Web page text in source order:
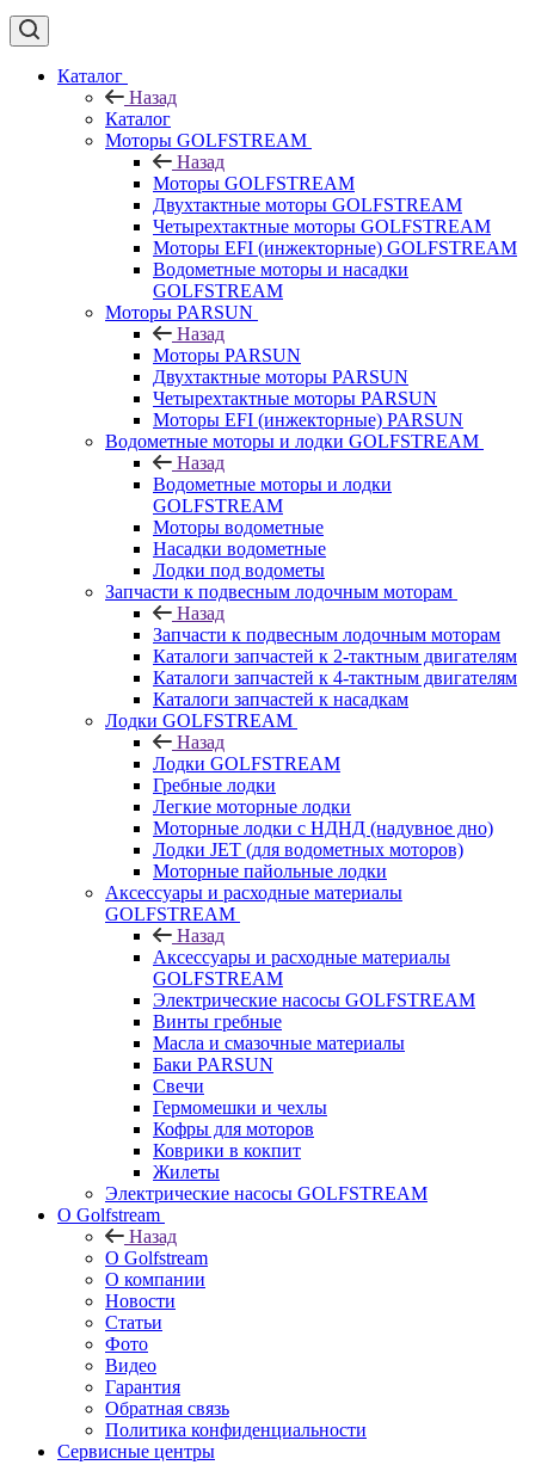
Каталог
Назад
Каталог
Моторы GOLFSTREAM
Назад
Моторы GOLFSTREAM
Двухтактные моторы GOLFSTREAM
Четырехтактные моторы GOLFSTREAM
Моторы EFI (инжекторные) GOLFSTREAM
Водометные моторы и насадки
GOLFSTREAM
Моторы PARSUN
Назад
Моторы PARSUN
Двухтактные моторы PARSUN
Четырехтактные моторы PARSUN
Моторы EFI (инжекторные) PARSUN
Водометные моторы и лодки GOLFSTREAM
Назад
Водометные моторы и лодки
GOLFSTREAM
Моторы водометные
Насадки водометные
Лодки под водометы
Запчасти к подвесным лодочным моторам
Назад
Запчасти к подвесным лодочным моторам
Каталоги запчастей к 2-тактным двигателям
Каталоги запчастей к 4-тактным двигателям
Каталоги запчастей к насадкам
Лодки GOLFSTREAM
Назад
Лодки GOLFSTREAM
Гребные лодки
Легкие моторные лодки
Моторные лодки с НДНД (надувное дно)
Лодки JET (для водометных моторов)
Моторные пайольные лодки
Аксессуары и расходные материалы
GOLFSTREAM
Назад
Аксессуары и расходные материалы
GOLFSTREAM
Электрические насосы GOLFSTREAM
Винты гребные
Масла и смазочные материалы
Баки PARSUN
Свечи
Гермомешки и чехлы
Кофры для моторов
Коврики в кокпит
Жилеты
Электрические насосы GOLFSTREAM
О Golfstream
Назад
О Golfstream
О компании
Новости
Статьи
Фото
Видео
Гарантия
Обратная связь
Политика конфиденциальности
Сервисные центры